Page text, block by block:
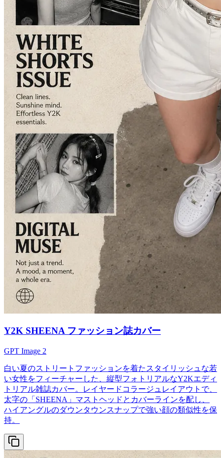
Y2K SHEENA ファッション誌カバー
GPT Image 2
白い夏のストリートファッションを着たスタイリッシュな若
い女性をフィーチャーした、縦型フォトリアルなY2Kエディ
トリアル雑誌カバー。レイヤードコラージュレイアウトで、
太字の「SHEENA」マストヘッドとカバーラインを配し、
ハイアングルのダウンタウンスナップで強い顔の類似性を保
持。